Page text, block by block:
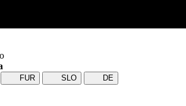
FUR SLO
DE